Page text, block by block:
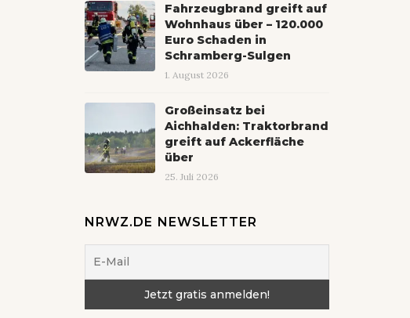
Fahrzeugbrand greift auf
Wohnhaus über – 120.000
Euro Schaden in
Schramberg-Sulgen
1. August 2026
Großeinsatz bei
Aichhalden: Traktorbrand
greift auf Ackerfläche
über
25. Juli 2026
NRWZ.DE NEWSLETTER